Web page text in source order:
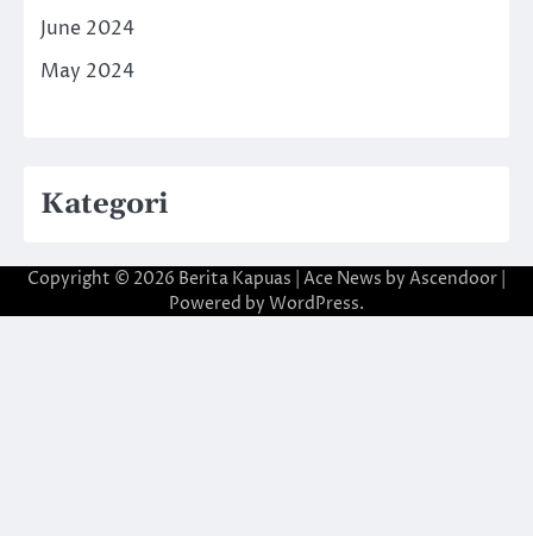
June 2024
May 2024
Kategori
Copyright © 2026 Berita Kapuas | Ace News by Ascendoor
Powered by WordPress.